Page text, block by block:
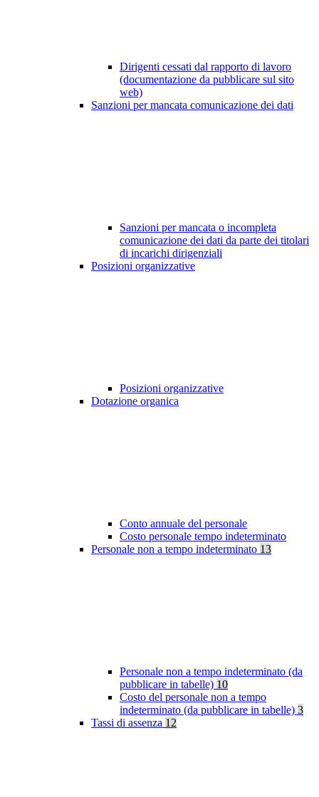
Dirigenti cessati dal rapporto di lavoro
(documentazione da pubblicare sul sito
web)
Sanzioni per mancata comunicazione dei dati
Sanzioni per mancata o incompleta
comunicazione dei dati da parte dei titolari
di incarichi dirigenziali
Posizioni organizzative
Posizioni organizzative
Dotazione organica
Conto annuale del personale
Costo personale tempo indeterminato
Personale non a tempo indeterminato 13
Personale non a tempo indeterminato (da
pubblicare in tabelle) 10
Costo del personale non a tempo
indeterminato (da pubblicare in tabelle) 3
Tassi di assenza 12